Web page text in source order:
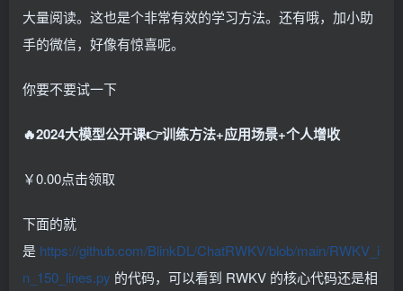
大量阅读。这也是个非常有效的学习方法。还有哦，加小助
手的微信，好像有惊喜呢。
你要不要试一下
🔥2024大模型公开课👉训练方法+应用场景+个人增收
￥0.00点击领取
下面的就
是 https://github.com/BlinkDL/ChatRWKV/blob/main/RWKV_i
n_150_lines.py 的代码，可以看到 RWKV 的核心代码还是相